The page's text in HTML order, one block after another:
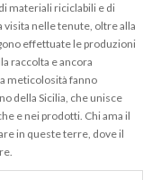
materiali riciclabili e di
visita nelle tenute, oltre alla
effettuate le produzioni
raccolta e ancora
meticolosità fanno
della Sicilia, che unisce
e nei prodotti. Chi ama il
in queste terre, dove il